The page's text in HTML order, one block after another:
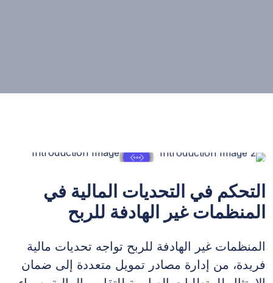
التحكم في التحديات المالية في
المنظمات غير الهادفة للربح
المنظمات غير الهادفة للربح تواجه تحديات مالية
فريدة، من إدارة مصادر تمويل متعددة إلى ضمان